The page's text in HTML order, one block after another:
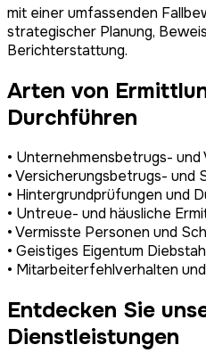
mit einer umfassenden
strategischer Planung,
Berichterstattung.
Arten von
Durchführen
• Unternehmensbetrugs-
• Versicherungsbetrugs-
• Hintergrundprüfungen und
• Untreue- und häusliche
• Vermisste Personen und
• Geistiges Eigentum
• Mitarbeiterfehlverhalten
Entdecken Sie
Dienstleistungen